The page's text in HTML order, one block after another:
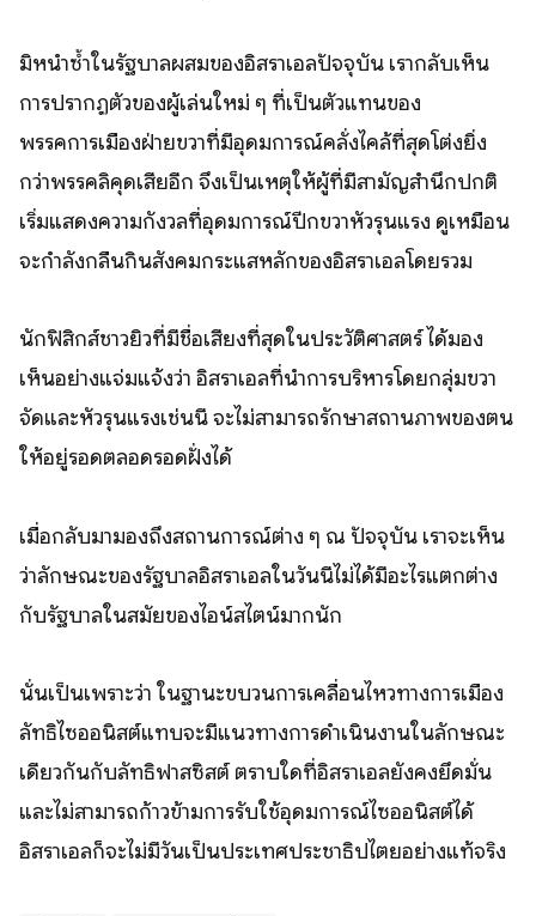
มิหนำซ้ำในรัฐบาลผสมของอิสราเอลปัจจุบัน เรากลับเห็น
การปรากฏตัวของผู้เล่นใหม่ ๆ ที่เป็นตัวแทนของ
พรรคการเมืองฝ่ายขวาที่มีอุดมการณ์คลั่งไคล้ที่สุดโต่งยิ่ง
กว่าพรรคลิคุดเสียอีก จึงเป็นเหตุให้ผู้ที่มีสามัญสำนึกปกติ
เริ่มแสดงความกังวลที่อุดมการณ์ปีกขวาหัวรุนแรง ดูเหมือน
จะกำลังกลืนกินสังคมกระแสหลักของอิสราเอลโดยรวม
นักฟิสิกส์ชาวยิวที่มีชื่อเสียงที่สุดในประวัติศาสตร์ ได้มอง
เห็นอย่างแจ่มแจ้งว่า อิสราเอลที่นำการบริหารโดยกลุ่มขวา
จัดและหัวรุนแรงเช่นนี้ จะไม่สามารถรักษาสถานภาพของตน
ให้อยู่รอดตลอดรอดฝั่งได้
เมื่อกลับมามองถึงสถานการณ์ต่าง ๆ ณ ปัจจุบัน เราจะเห็น
ว่าลักษณะของรัฐบาลอิสราเอลในวันนี้ไม่ได้มีอะไรแตกต่าง
กับรัฐบาลในสมัยของไอน์สไตน์มากนัก
นั่นเป็นเพราะว่า ในฐานะขบวนการเคลื่อนไหวทางการเมือง
ลัทธิไซออนิสต์แทบจะมีแนวทางการดำเนินงานในลักษณะ
เดียวกันกับลัทธิฟาสซิสต์ ตราบใดที่อิสราเอลยังคงยึดมั่น
และไม่สามารถก้าวข้ามการรับใช้อุดมการณ์ไซออนิสต์ได้
อิสราเอลก็จะไม่มีวันเป็นประเทศประชาธิปไตยอย่างแท้จริง